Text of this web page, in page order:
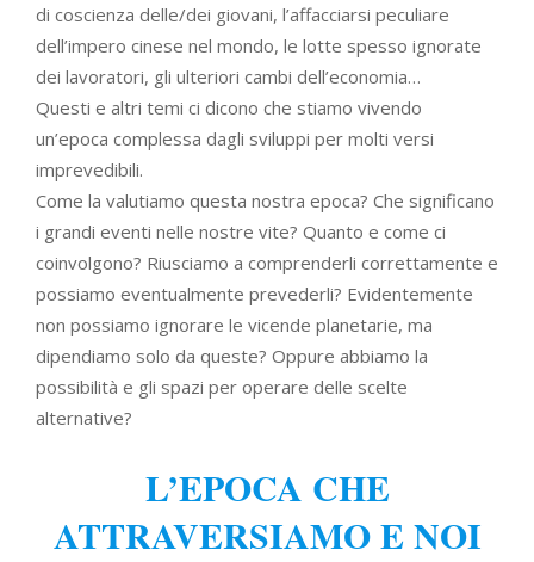
di coscienza delle/dei giovani, l’affacciarsi peculiare
dell’impero cinese nel mondo, le lotte spesso ignorate
dei lavoratori, gli ulteriori cambi dell’economia…
Questi e altri temi ci dicono che stiamo vivendo
un’epoca complessa dagli sviluppi per molti versi
imprevedibili.
Come la valutiamo questa nostra epoca? Che significano
i grandi eventi nelle nostre vite? Quanto e come ci
coinvolgono? Riusciamo a comprenderli correttamente e
possiamo eventualmente prevederli? Evidentemente
non possiamo ignorare le vicende planetarie, ma
dipendiamo solo da queste? Oppure abbiamo la
possibilità e gli spazi per operare delle scelte
alternative?
L’EPOCA CHE
ATTRAVERSIAMO E NOI